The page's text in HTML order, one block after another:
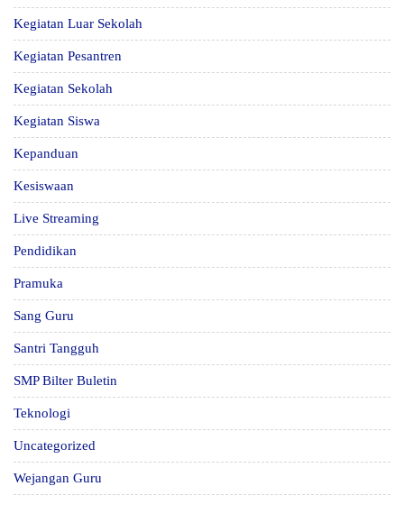
Kegiatan Luar Sekolah
Kegiatan Pesantren
Kegiatan Sekolah
Kegiatan Siswa
Kepanduan
Kesiswaan
Live Streaming
Pendidikan
Pramuka
Sang Guru
Santri Tangguh
SMP Bilter Buletin
Teknologi
Uncategorized
Wejangan Guru